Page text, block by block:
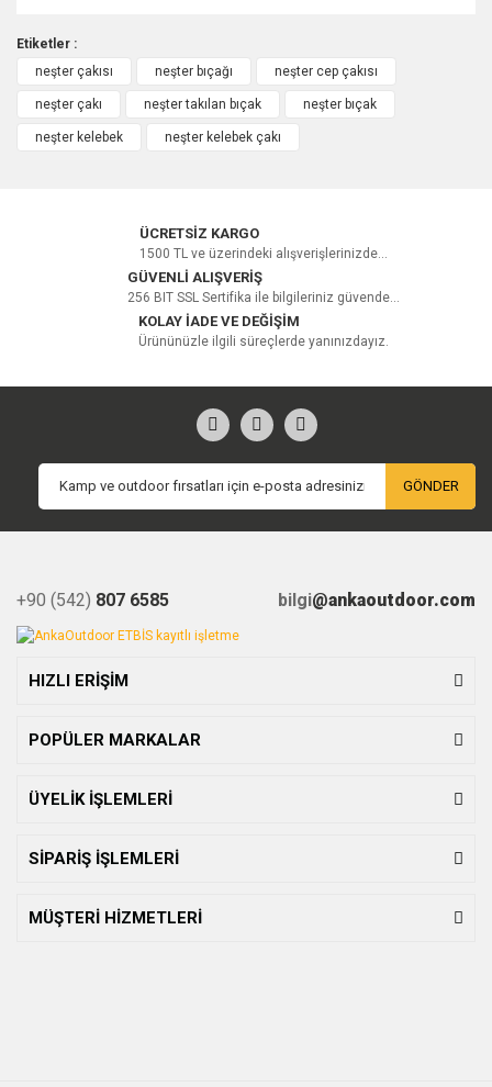
Bu ürüne ilk yorumu siz yapın!
Etiketler :
neşter çakısı
neşter bıçağı neşter cep çakısı
neşter çakı neşter takılan bıçak neşter bıçak
neşter kelebek neşter kelebek çakı
ÜCRETSİZ KARGO
1500 TL ve üzerindeki alışverişlerinizde...
GÜVENLİ ALIŞVERİŞ
256 BIT SSL Sertifika ile bilgileriniz güvende...
KOLAY İADE VE DEĞİŞİM
Ürününüzle ilgili süreçlerde yanınızdayız.
GÖNDER
+90 (542) 807 6585 bilgi@ankaoutdoor.com
HIZLI ERİŞİM
POPÜLER MARKALAR
ÜYELİK İŞLEMLERİ
SİPARİŞ İŞLEMLERİ
MÜŞTERİ HİZMETLERİ